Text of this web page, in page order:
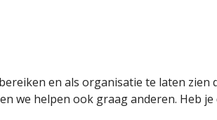
en als organisatie te laten zien
we helpen ook graag anderen. Heb je